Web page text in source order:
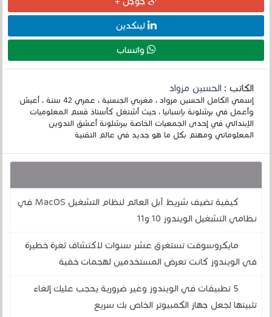
لينكدين
واتساب
الكاتب :الحسين مزواد
إسمي الكامل الحسين مزواد ، مغربي الجنسية ، عمري 42 سنة ، أعيش
وأعمل في برشلونة بإسبانيا ، حيث أشتغل كأستاذ قسم المعلوميات
الإبتدائي في إحدى الجمعيات الخاصة ببرشلونة أعشق التدوين
المعلوماتي ومهتم بكل ما هو جديد في عالم التقنية
كيفية تضيف شريط آبل العائم لنظام التشغيل MacOS في
نظامي التشغيل الويندوز 10 و11
مايكروسوفت تستغرق عشر سنوات لاكتشاف ثغرة خطيرة
في الويندوز كانت تعرض المستخدمين لهجمات خفية
5 تطبيقات في الويندوز وغير ضرورية يحجب عليك إلغاء
تثبيتها لجعل جهاز الكمبيوتر الخاص بك سريع